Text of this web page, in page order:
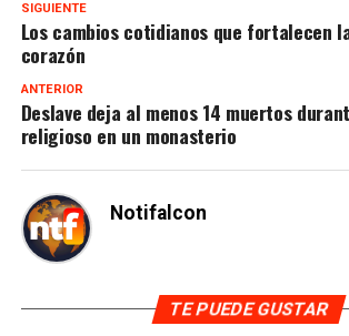
SIGUIENTE
Los cambios cotidianos que fortalecen
corazón
ANTERIOR
Deslave deja al menos 14 muertos
religioso en un monasterio
Notifalcon
TE PUEDE GUSTAR